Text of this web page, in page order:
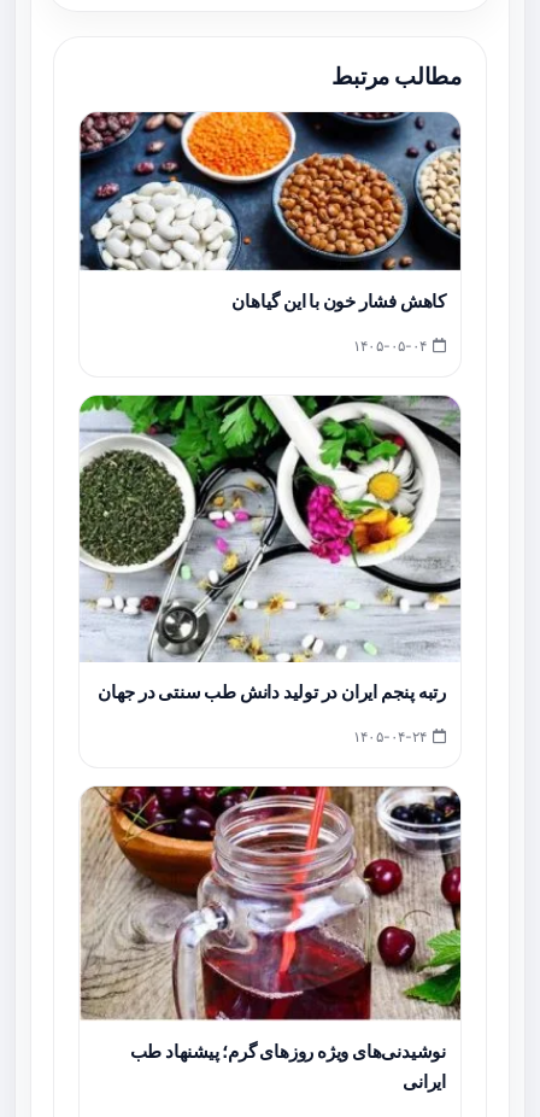
مطالب مرتبط
کاهش فشار خون با این گیاهان
رتبه پنجم ایران در تولید دانش طب سنتی در جهان
نوشیدنی‌های ویژه روزهای گرم؛ پیشنهاد طب
ایرانی